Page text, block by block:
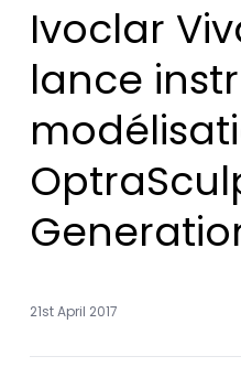
Ivoclar
lance
21st April 2017